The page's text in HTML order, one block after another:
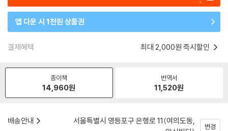
앱 다운 시 1천원 상품권
결제혜택 최대 2,000원 즉시할인
종이책
14,960원
번역서
11,520원
배송안내
서울특별시 영등포구 은행로 11(여의도동,
변경